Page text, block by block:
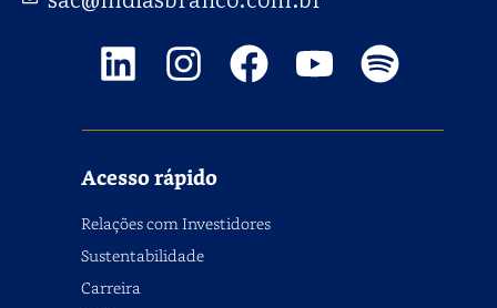
Acesso rápido
Relações com Investidores
Sustentabilidade
Carreira